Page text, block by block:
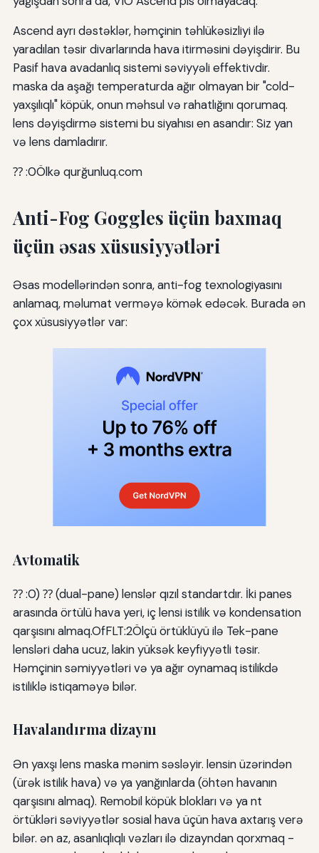
Ascend ayrı dəstəklər, həmçinin təhlükəsizliyi ilə
yaradılan təsir divarlarında hava itirməsini dəyişdirir. Bu
Pasif hava avadanlıq sistemi səviyyəli effektivdir.
maska da aşağı temperaturda ağır olmayan bir "cold-
yaxşılıqlı" köpük, onun məhsul və rahatlığını qorumaq.
lens dəyişdirmə sistemi bu siyahısı en asandır: Siz yan
və lens damladırır.
⁇ :0Ölkə qurğunluq.com
Anti-Fog Goggles üçün baxmaq
üçün əsas xüsusiyyətləri
Əsas modellərindən sonra, anti-fog texnologiyasını
anlamaq, məlumat verməyə kömək edəcək. Burada ən
çox xüsusiyyətlər var:
Avtomatik
⁇ :0) ⁇ (dual-pane) lenslər qızıl standartdır. İki panes
arasında örtülü hava yeri, iç lensi istilik və kondensation
qarşısını almaq.OfFLT:2Ölçü örtüklüyü ilə Tek-pane
lensləri daha ucuz, lakin yüksək keyfiyyətli təsir.
Həmçinin səmiyyətləri və ya ağır oynamaq istilikdə
istiliklə istiqaməyə bilər.
Havalandırma dizaynı
Ən yaxşı lens maska mənim səsləyir. lensin üzərindən
(ürək istilik hava) və ya yanğınlarda (öhtən havanın
qarşısını almaq). Remobil köpük blokları və ya nt
örtükləri səviyyətlər sosial hava üçün hava axtarış verə
bilər. ən az, asanlıqlıqlı vəzları ilə dizayndan qorxmaq -